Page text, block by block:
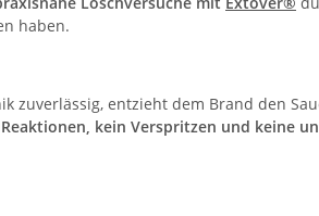
haben.
zuverlässig, entzieht dem Brand den
kein Verspritzen und keine